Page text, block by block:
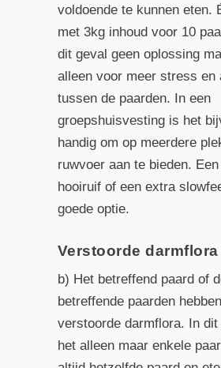
voldoende te kunnen eten.
met 3kg inhoud voor 10
dit geval geen oplossing
alleen voor meer stress en
tussen de paarden. In een
groepshuisvesting is het
handig om op meerdere
ruwvoer aan te bieden.
hooiruif of een extra
goede optie.
Verstoorde darmflora
b) Het betreffend paard of
betreffende paarden
verstoorde darmflora. In
het alleen maar enkele